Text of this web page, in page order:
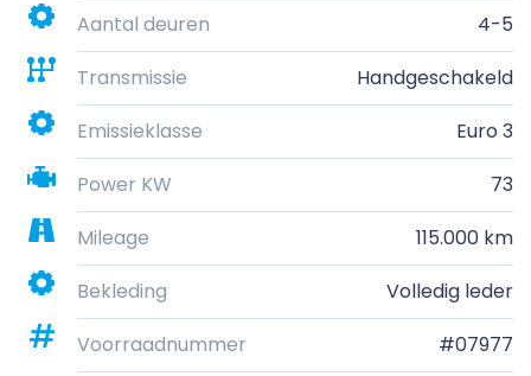
Aantal deuren
4-5
Transmissie
Handgeschakeld
Emissieklasse
Euro 3
Power KW
73
Mileage
115.000 km
Bekleding
Volledig leder
Voorraadnummer
#07977